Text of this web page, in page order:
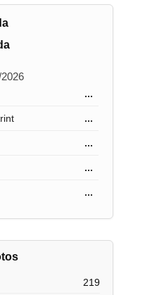
...
...
...
...
...
219